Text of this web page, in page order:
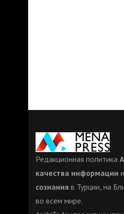
Редакционная политика
качества информации и
сознания в Турции, на
во всем мире.